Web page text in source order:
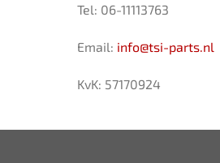
Tel: 06-11113763
Email: info@tsi-parts.nl
KvK: 57170924